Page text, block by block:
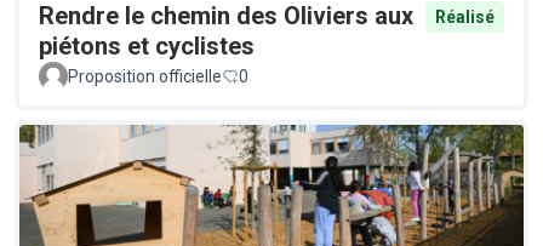
Rendre le chemin des Oliviers aux
piétons et cyclistes
Réalisé
Proposition officielle 0